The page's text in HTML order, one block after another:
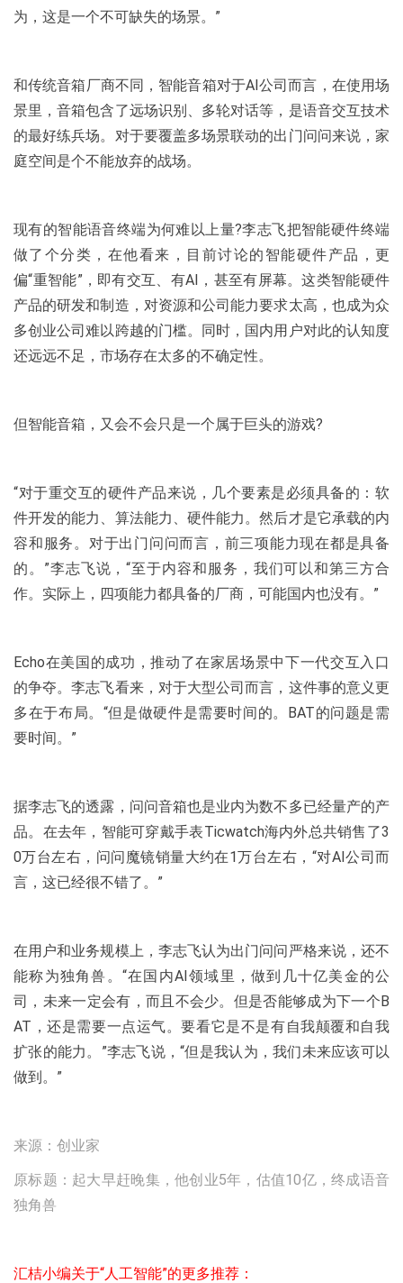
为，这是一个不可缺失的场景。”
和传统音箱厂商不同，智能音箱对于AI公司而言，在使用场
景里，音箱包含了远场识别、多轮对话等，是语音交互技术
的最好练兵场。对于要覆盖多场景联动的出门问问来说，家
庭空间是个不能放弃的战场。
现有的智能语音终端为何难以上量?李志飞把智能硬件终端
做了个分类，在他看来，目前讨论的智能硬件产品，更
偏“重智能”，即有交互、有AI，甚至有屏幕。这类智能硬件
产品的研发和制造，对资源和公司能力要求太高，也成为众
多创业公司难以跨越的门槛。同时，国内用户对此的认知度
还远远不足，市场存在太多的不确定性。
但智能音箱，又会不会只是一个属于巨头的游戏?
“对于重交互的硬件产品来说，几个要素是必须具备的：软
件开发的能力、算法能力、硬件能力。然后才是它承载的内
容和服务。对于出门问问而言，前三项能力现在都是具备
的。”李志飞说，“至于内容和服务，我们可以和第三方合
作。实际上，四项能力都具备的厂商，可能国内也没有。”
Echo在美国的成功，推动了在家居场景中下一代交互入口
的争夺。李志飞看来，对于大型公司而言，这件事的意义更
多在于布局。“但是做硬件是需要时间的。BAT的问题是需
要时间。”
据李志飞的透露，问问音箱也是业内为数不多已经量产的产
品。在去年，智能可穿戴手表Ticwatch海内外总共销售了3
0万台左右，问问魔镜销量大约在1万台左右，“对AI公司而
言，这已经很不错了。”
在用户和业务规模上，李志飞认为出门问问严格来说，还不
能称为独角兽。“在国内AI领域里，做到几十亿美金的公
司，未来一定会有，而且不会少。但是否能够成为下一个B
AT，还是需要一点运气。要看它是不是有自我颠覆和自我
扩张的能力。”李志飞说，“但是我认为，我们未来应该可以
做到。”
来源：创业家
原标题：起大早赶晚集，他创业5年，估值10亿，终成语音
独角兽
汇桔小编关于“人工智能”的更多推荐：